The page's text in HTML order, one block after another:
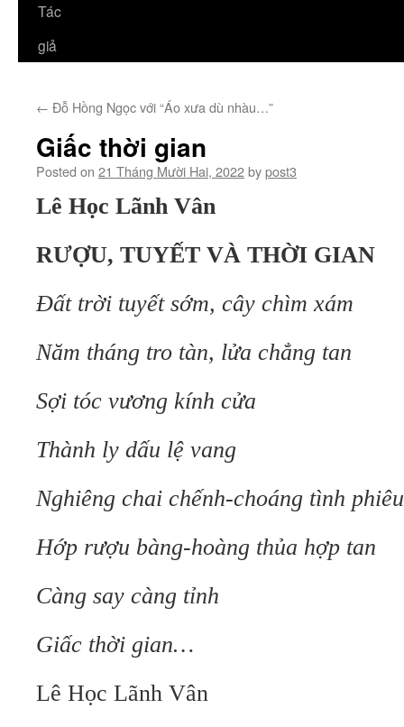
Tác
giả
← Đỗ Hồng Ngọc với “Áo xưa dù nhàu…”
Giấc thời gian
Posted on 21 Tháng Mười Hai, 2022bypost3
Lê Học Lãnh Vân
RƯỢU, TUYẾT VÀ THỜI GIAN
Đất trời tuyết sớm, cây chìm xám
Năm tháng tro tàn, lửa chẳng tan
Sợi tóc vương kính cửa
Thành ly dấu lệ vang
Nghiêng chai chếnh-choáng tình
Hớp rượu bàng-hoàng thủa hợp tan
Càng say càng tỉnh
Giấc thời gian…
Lê Học Lãnh Vân